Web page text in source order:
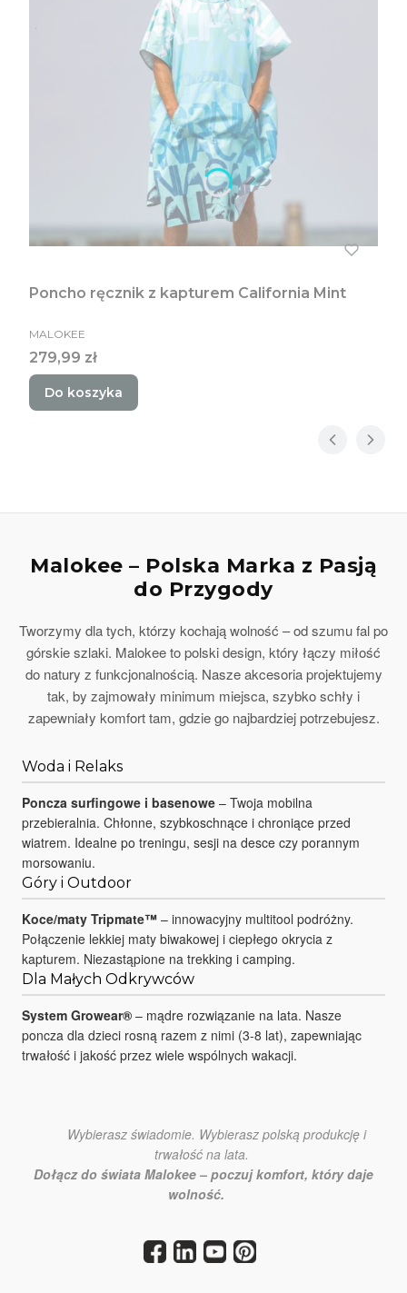
Poncho ręcznik z kapturem California Mint
PRODUCENT
MALOKEE
Cena
279,99 zł
Do koszyka
Malokee – Polska Marka z Pasją
do Przygody
Tworzymy dla tych, którzy kochają wolność – od szumu fal po
górskie szlaki. Malokee to polski design, który łączy miłość
do natury z funkcjonalnością. Nasze akcesoria projektujemy
tak, by zajmowały minimum miejsca, szybko schły i
zapewniały komfort tam, gdzie go najbardziej potrzebujesz.
Woda i Relaks
Poncza surfingowe i basenowe – Twoja mobilna
przebieralnia. Chłonne, szybkoschnące i chroniące przed
wiatrem. Idealne po treningu, sesji na desce czy porannym
morsowaniu.
Góry i Outdoor
Koce/maty Tripmate™ – innowacyjny multitool podróżny.
Połączenie lekkiej maty biwakowej i ciepłego okrycia z
kapturem. Niezastąpione na trekking i camping.
Dla Małych Odkrywców
System Growear® – mądre rozwiązanie na lata. Nasze
poncza dla dzieci rosną razem z nimi (3-8 lat), zapewniając
trwałość i jakość przez wiele wspólnych wakacji.
Wybierasz świadomie. Wybierasz polską produkcję i
trwałość na lata.
Dołącz do świata Malokee – poczuj komfort, który daje
wolność.